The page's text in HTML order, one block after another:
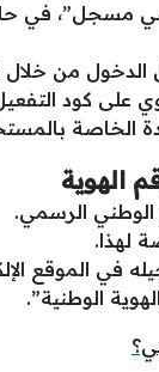
مسجل”، في
من خلال
كود
الخاصة
الهوية
الرسمي.
لهذا.
في الموقع
الوطنية”.